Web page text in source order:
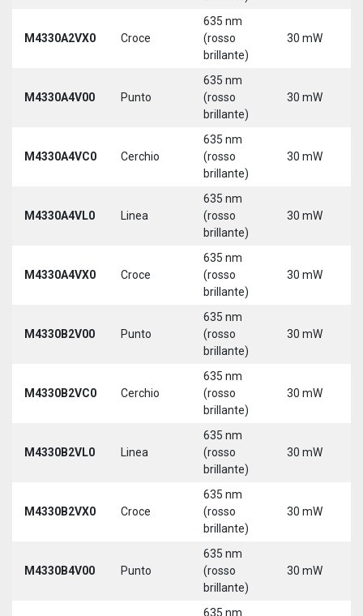
M4330A2VX0 Croce
635 nm
(rosso
brillante)
30 mW
M4330A4V00 Punto
635 nm
(rosso
brillante)
30 mW
M4330A4VC0 Cerchio
635 nm
(rosso
brillante)
30 mW
M4330A4VL0 Linea
635 nm
(rosso
brillante)
30 mW
M4330A4VX0 Croce
635 nm
(rosso
brillante)
30 mW
M4330B2V00 Punto
635 nm
(rosso
brillante)
30 mW
M4330B2VC0 Cerchio
635 nm
(rosso
brillante)
30 mW
M4330B2VL0 Linea
635 nm
(rosso
brillante)
30 mW
M4330B2VX0 Croce
635 nm
(rosso
brillante)
30 mW
M4330B4V00 Punto
635 nm
(rosso
brillante)
30 mW
635 nm